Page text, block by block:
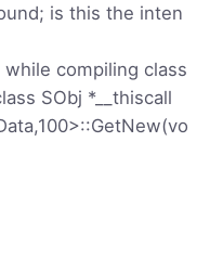
is this the inten
compiling class
SObj *__thiscall